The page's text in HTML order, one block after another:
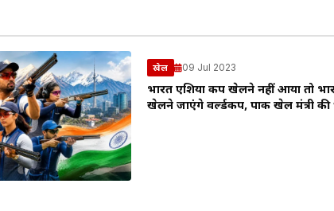
खेल 09 Jul 2023
भारत एशिया कप खेलने नहीं आया तो
खेलने जाएंगे वर्ल्डकप, पाक खेल मंत्री